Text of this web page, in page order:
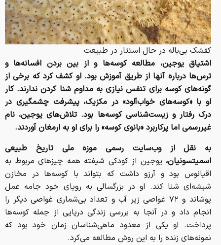
کفشک بی‌باله در حال استتار در طبیعت
اشتیاق یوجین، مطالعه کوسه‌ها و از بین بردن افسانه‌ها و
ترس‌ها درباره آنها از طریق آموزش بود. او کشف کرد که برخی از
گونه‌های کوسه برای تنفس نیازی به مداوم شنا کردن ندارند. کار
او با «کوسه‌های خواب‌آلود» در مکزیک، پیشرفت چشمگیری در
درک رفتار و زیست‌شناسی کوسه‌ها بود. تلاش‌های یوجین، نام
غیررسمی اما پرکاربرد «بانوی کوسه» را برای او به ارمغان آوردند.
به نقل از وب‌سایت رسمی موزه ملی تاریخ طبیعی
اسمیتسونیان، یوجین از کودکی شیفته همه چیزهای مربوط به
اقیانوس بود و آرزو داشت که بتواند با کوسه‌ها در مخازن
شیشه‌ای شنا کند. او در بزرگسالی به رویای خود جامه عمل
پوشاند و ۷۲ غواصی زیر آب و تعداد بی‌شماری غواصی دیگر را
انجام داد و در آنجا به بررسی زندگی دریایی از جمله کوسه‌ها
پرداخت. او یکی از معدود ماهی‌شناسان زمان خود بود که
نمونه‌های زنده را به این روش مطالعه می‌کرد.